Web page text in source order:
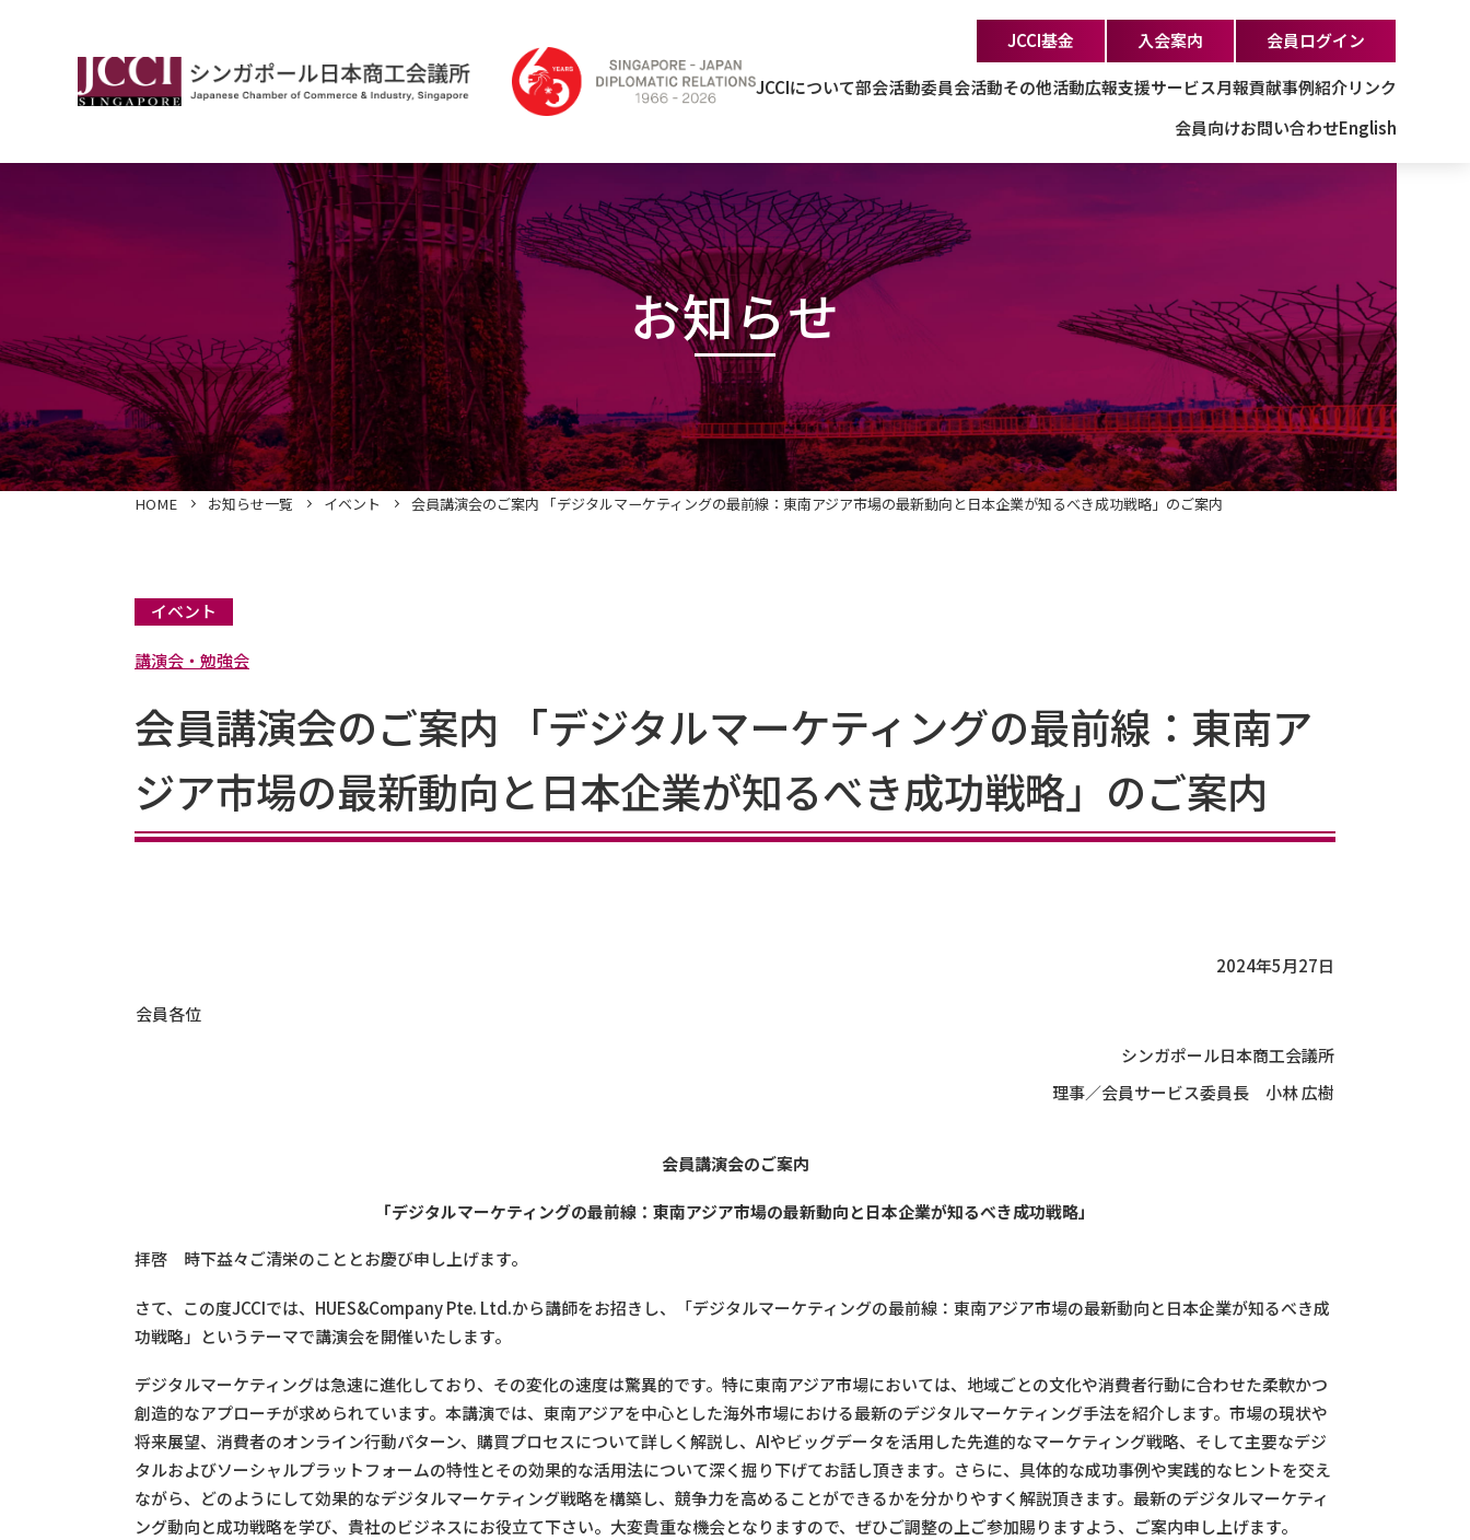
JCCI基金 入会案内 会員ログイン
JCCIについて部会活動委員会活動その他活動広報支援サービス月報貢献事例紹介リンク
会員向けお問い合わせEnglish
お知らせ
HOME お知らせ一覧 イベント 会員講演会のご案内 「デジタルマーケティングの最前線：東南アジア市場の最新動向と日本企業が知るべき成功戦略」のご案内
イベント
講演会・勉強会
会員講演会のご案内 「デジタルマーケティングの最前線：東南ア
ジア市場の最新動向と日本企業が知るべき成功戦略」のご案内
2024年5月27日
会員各位
シンガポール日本商工会議所
理事／会員サービス委員長 小林 広樹
会員講演会のご案内
「デジタルマーケティングの最前線：東南アジア市場の最新動向と日本企業が知るべき成功戦略」
拝啓 時下益々ご清栄のこととお慶び申し上げます。
さて、この度JCCIでは、HUES&Company Pte. Ltd.から講師をお招きし、「デジタルマーケティングの最前線：東南アジア市場の最新動向と日本企業が知るべき成
功戦略」というテーマで講演会を開催いたします。
デジタルマーケティングは急速に進化しており、その変化の速度は驚異的です。特に東南アジア市場においては、地域ごとの文化や消費者行動に合わせた柔軟かつ
創造的なアプローチが求められています。本講演では、東南アジアを中心とした海外市場における最新のデジタルマーケティング手法を紹介します。市場の現状や
将来展望、消費者のオンライン行動パターン、購買プロセスについて詳しく解説し、AIやビッグデータを活用した先進的なマーケティング戦略、そして主要なデジ
タルおよびソーシャルプラットフォームの特性とその効果的な活用法について深く掘り下げてお話し頂きます。さらに、具体的な成功事例や実践的なヒントを交え
ながら、どのようにして効果的なデジタルマーケティング戦略を構築し、競争力を高めることができるかを分かりやすく解説頂きます。最新のデジタルマーケティ
ング動向と成功戦略を学び、貴社のビジネスにお役立て下さい。大変貴重な機会となりますので、ぜひご調整の上ご参加賜りますよう、ご案内申し上げます。